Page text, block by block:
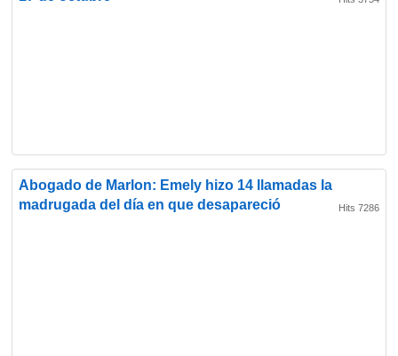
Abogado de Marlon: Emely hizo 14 llamadas la
madrugada del día en que desapareció
Hits 7286